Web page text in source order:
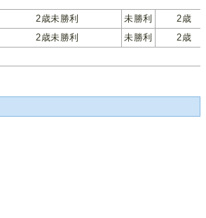
2歳未勝利 未勝利
2歳
2歳未勝利 未勝利 2歳